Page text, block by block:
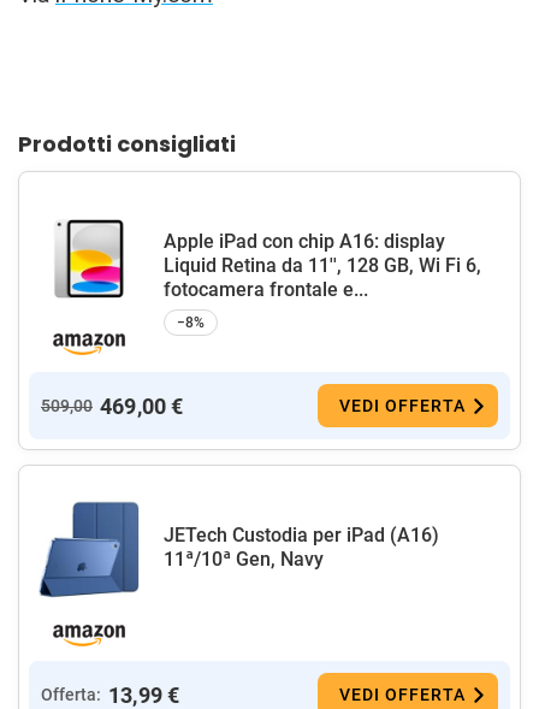
Prodotti consigliati
Apple iPad con chip A16: display
Liquid Retina da 11'', 128 GB, Wi Fi 6,
fotocamera frontale e...
−8%
509,00 469,00 € VEDI OFFERTA
JETech Custodia per iPad (A16)
11ª/10ª Gen, Navy
Offerta: 13,99 € VEDI OFFERTA